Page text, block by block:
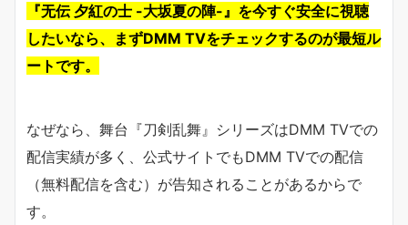
『无伝 夕紅の士 -大坂夏の陣-』を今すぐ安全に視聴
したいなら、まずDMM TVをチェックするのが最短ル
ートです。
なぜなら、舞台『刀剣乱舞』シリーズはDMM TVでの
配信実績が多く、公式サイトでもDMM TVでの配信
（無料配信を含む）が告知されることがあるからで
す。